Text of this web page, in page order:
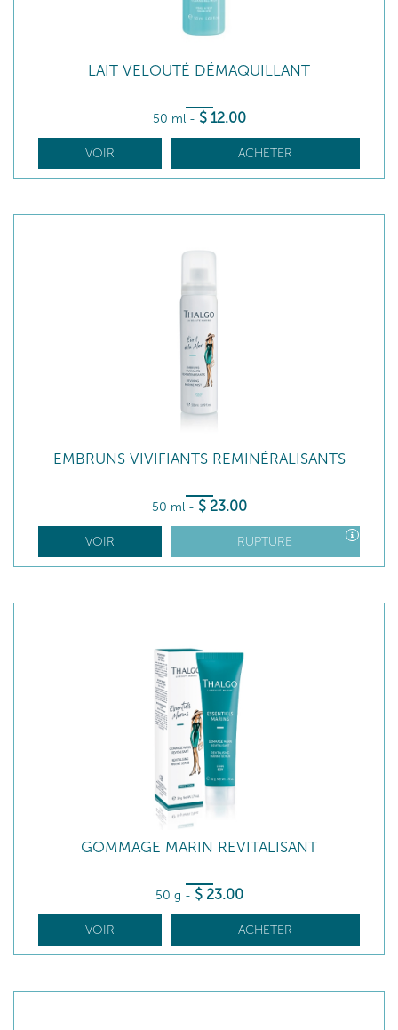
LAIT VELOUTÉ DÉMAQUILLANT
50 ml - $ 12.00
VOIR ACHETER
EMBRUNS VIVIFIANTS REMINÉRALISANTS
50 ml - $ 23.00
VOIR RUPTURE
GOMMAGE MARIN REVITALISANT
50 g - $ 23.00
VOIR ACHETER